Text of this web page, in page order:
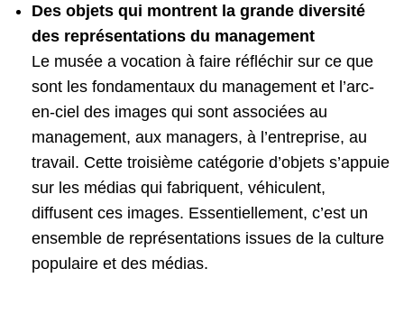
Des objets qui montrent la grande diversité
des représentations du management
Le musée a vocation à faire réfléchir sur ce que
sont les fondamentaux du management et l’arc-
en-ciel des images qui sont associées au
management, aux managers, à l’entreprise, au
travail. Cette troisième catégorie d’objets s’appuie
sur les médias qui fabriquent, véhiculent,
diffusent ces images. Essentiellement, c’est un
ensemble de représentations issues de la culture
populaire et des médias.